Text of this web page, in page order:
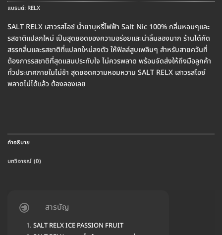
แบรนด์: RELX
SALT RELX เสาวรสไอซ์ น้ำยาบุหรี่ไฟฟ้า Salt Nic 100% กลิ่นหอมๆและ
รสชาติแปลกใหม่ เป็นสุดยอดของความอร่อยและน่าลิ้มลองมาก ร้านได้คัด
สรรกลิ่นและรสชาติที่แปลกใหม่ลงตัว ให้ฟิลล์สูบเพลินๆ สำหรับสายควันที่
ต้องการรสชาติที่สุดแสนประทับใจ ไม่ควรพลาด พร้อมจัดส่งให้ถึงมือลูกค้า
ทั่วประเทศภายในไม่ช้า สุดยอดความหอมหวาน SALT RELX เสาวรสไอซ์
พลาดไม่ได้แล้ว ต้องลองเลย
คำอธิบาย
บทวิจารณ์ (0)
สารบัญ
SALT RELX ICE PASSION FRUIT